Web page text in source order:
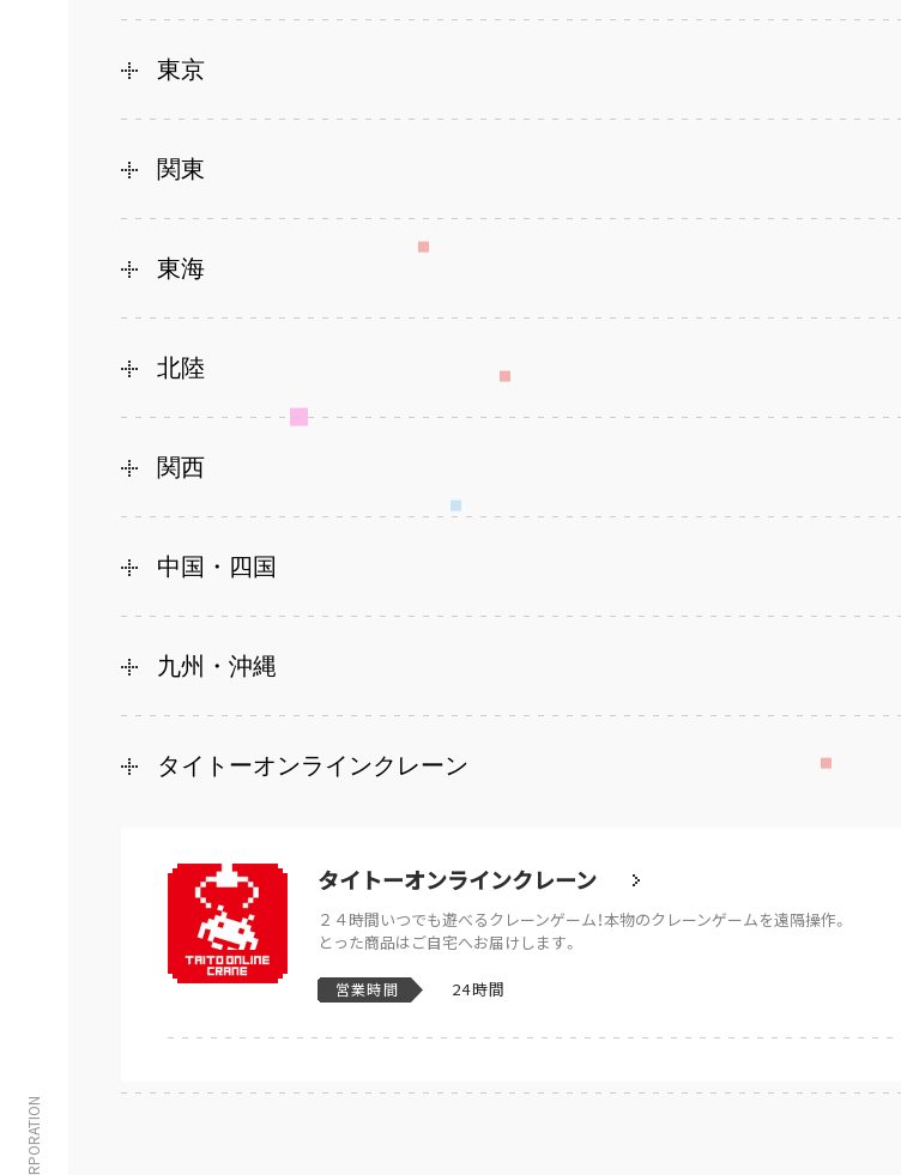
東京
関東
東海
北陸
関西
中国・四国
九州・沖縄
タイトーオンラインクレーン
タイトーオンラインクレーン
２４時間いつでも遊べるクレーンゲーム！本物のクレーンゲームを遠隔操作。
とった商品はご自宅へお届けします。
営業時間 24時間